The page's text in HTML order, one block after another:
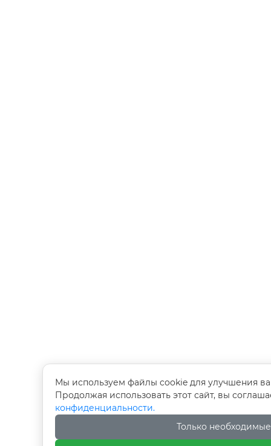
Мы используем файлы cookie для улучшения
Продолжая использовать этот сайт, вы
конфиденциальности.
Только необходимые